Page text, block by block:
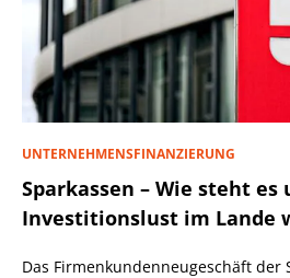
UNTERNEHMENSFINANZIERUNG
Sparkassen – Wie steht es
Investitionslust im Lande
Das Firmenkundenneugeschäft der